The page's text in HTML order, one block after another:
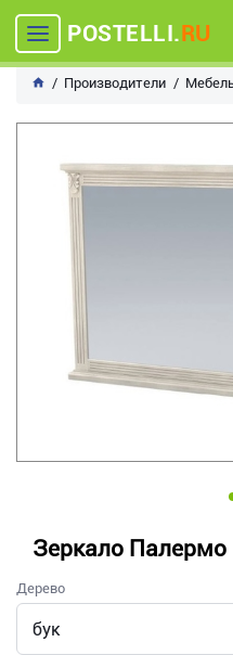
POSTELLI.RU
Производители
Зеркало Палермо
Дерево